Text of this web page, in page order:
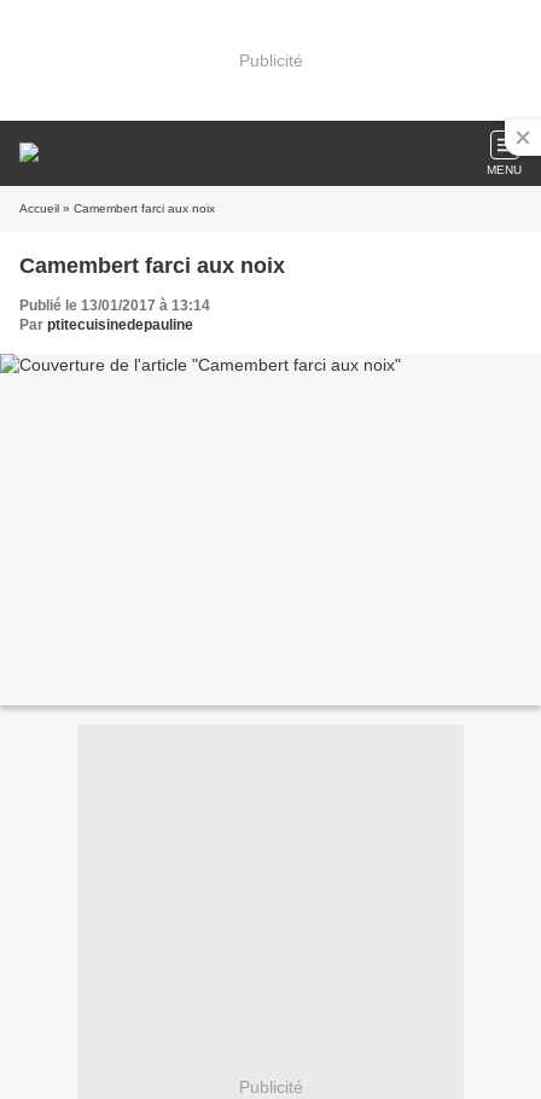
Publicité
MENU
Accueil » Camembert farci aux noix
Camembert farci aux noix
Publié le 13/01/2017 à 13:14
Par ptitecuisinedepauline
Publicité